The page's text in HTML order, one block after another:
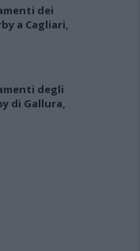
dei
a Cagliari,
degli
di Gallura,